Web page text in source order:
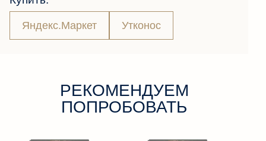
Яндекс.Маркет Утконос
РЕКОМЕНДУЕМ
ПОПРОБОВАТЬ